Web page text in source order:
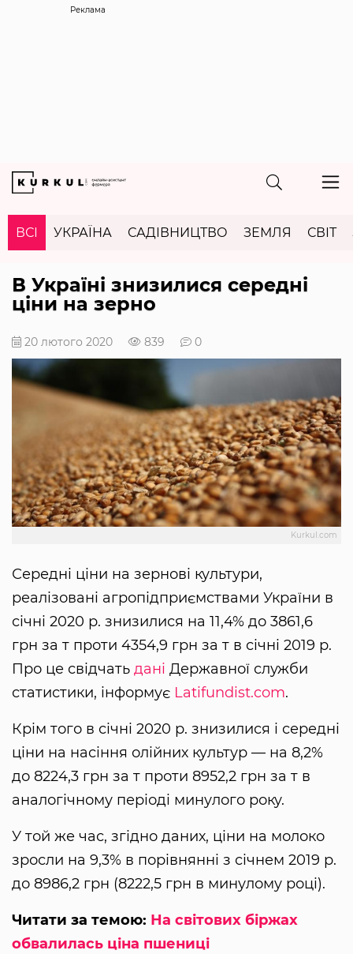
Реклама
ВСІ УКРАЇНА САДІВНИЦТВО ЗЕМЛЯ СВІТ
В Україні знизилися середні
ціни на зерно
20 лютого 2020 839 0
Kurkul.com
Середні ціни на зернові культури,
реалізовані агропідприємствами України в
січні 2020 р. знизилися на 11,4% до 3861,6
грн за т проти 4354,9 грн за т в січні 2019 р.
Про це свідчать дані Державної служби
статистики, інформує Latifundist.com.
Крім того в січні 2020 р. знизилися і середні
ціни на насіння олійних культур — на 8,2%
до 8224,3 грн за т проти 8952,2 грн за т в
аналогічному періоді минулого року.
У той же час, згідно даних, ціни на молоко
зросли на 9,3% в порівнянні з січнем 2019 р.
до 8986,2 грн (8222,5 грн в минулому році).
Читати за темою: На світових біржах
обвалилась ціна пшениці